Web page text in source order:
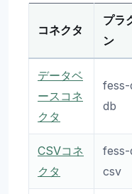
コネクタ
プラ
ン
データベ
ースコネ
クタ
fess-
db
CSVコネ
クタ
fess-
csv